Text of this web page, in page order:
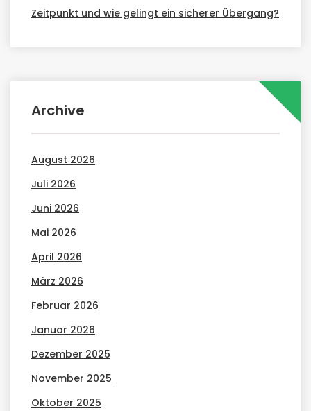
Zeitpunkt und wie gelingt ein sicherer Übergang?
Archive
August 2026
Juli 2026
Juni 2026
Mai 2026
April 2026
März 2026
Februar 2026
Januar 2026
Dezember 2025
November 2025
Oktober 2025